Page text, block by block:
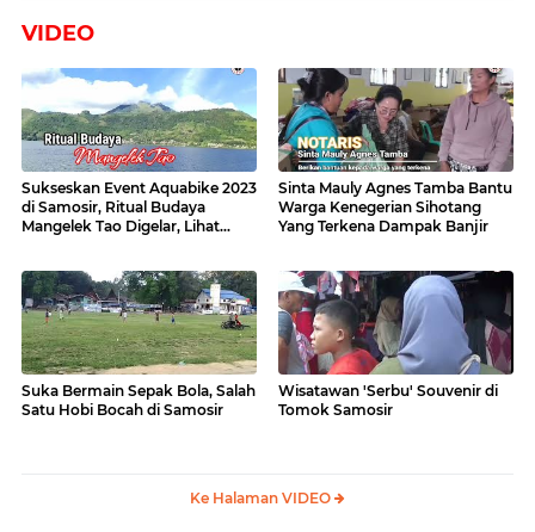
VIDEO
Sukseskan Event Aquabike 2023
di Samosir, Ritual Budaya
Mangelek Tao Digelar, Lihat
Sinta Mauly Agnes Tamba Bantu
Warga Kenegerian Sihotang
Yang Terkena Dampak Banjir
Suka Bermain Sepak Bola, Salah
Satu Hobi Bocah di Samosir
Wisatawan 'Serbu' Souvenir di
Tomok Samosir
Ke Halaman VIDEO